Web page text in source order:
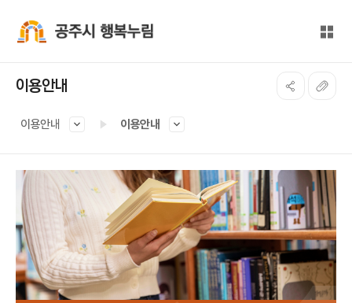
전체
이용안내
이용안내 이용안내